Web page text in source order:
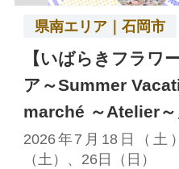
県南エリア｜石岡市
【いばらきフラワ
ア～Summer
marché ～Atelier～
2026年7月18日（土
（土）、26日（日）